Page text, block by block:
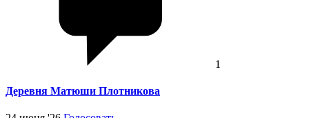
1
Деревня Матюши Плотникова